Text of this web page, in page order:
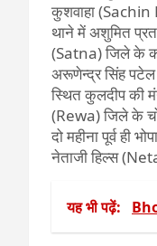
कुशवाहा
थाने में अशुमित
(Satna) जिले के
अरूणेन्द्र सिंह
स्थित कुलदीप की
(Rewa) जिले के
दो महीना पूर्व
नेताजी हिल्स
यह भी पढ़ें: